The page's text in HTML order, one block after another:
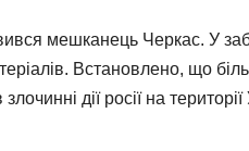
мешканець Черкас. У
Встановлено, що
дії росії на